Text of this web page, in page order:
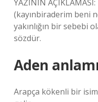
YAZININ
(kayınbiraderim beni
yakınlığın bir sebebi
sözdür.
Aden
Arapça kökenli bir